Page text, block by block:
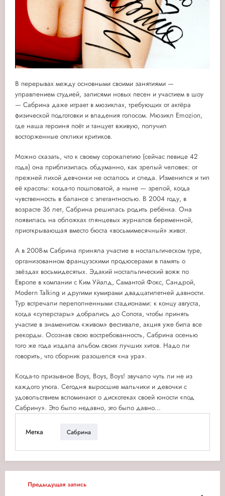
В перерывах между основными своими занятиями —
управлением студией, записями новых песен и участием в шоу
— Сабрина даже играет в мюзиклах, требующих от актёра
физической подготовки и владения голосом. Мюзикл Emozion,
где наша героиня поёт и танцует вживую, получил
восторженные отклики критиков.
Можно сказать, что к своему сорокалетию (сейчас певице 42
года) она приблизилась обдуманно, как зрелый человек: от
прежней лихой девчонки не осталось и следа. Изменился и тип
её красоты: когда-то пошловатой, а ныне — зрелой, когда
чувственность в балансе с элегантностью. В 2004 году, в
возрасте 36 лет, Сабрина решилась родить ребёнка. Она
появилась на обложках глянцевых журналов беременной,
приоткрывающая вместо бюста «восьмимесячный» живот.
А в 2008-м Сабрина приняла участие в ностальгическом туре,
организованном французскими продюсерами в память о
звёздах восьмидесятых. Эдакий ностальгический вояж по
Европе в компании с Ким Уйалд, Самантой Фокс, Сандрой,
Modern Talking и другими кумирами двадцатилетней давности.
Тур встречали переполненными стадионами: к концу августа,
когда «суперстары» добрались до Сопота, чтобы принять
участие в знаменитом «живом» фестивале, акция уже била все
рекорды. Осознав свою востребованность, Сабрина осенью
того же года издала альбом своих лучших хитов. Надо ли
говорить, что сборник разошелся «на ура».
Когда-то призывное Boys, Boys, Boys! звучало чуть ли не из
каждого утюга. Сегодня выросшие мальчики и девочки с
удовольствием вспоминают о дискотеках своей юности «под
Сабрину». Это было недавно, это было давно...
Метка Сабрина
Предыдущая запись